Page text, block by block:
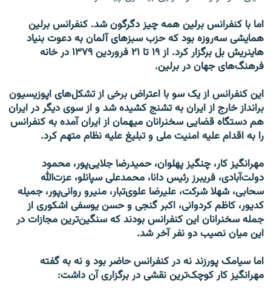
اما با کنفرانس برلین همه چیز دگرگون شد. کنفرانس برلین
همایشی سه‌روزه بود که حزب سبزهای آلمان به دعوت بنیاد
هاینریش بل برگزار کرد. از ۱۹ تا ۲۱ فروردین ۱۳۷۹ در خانه
فرهنگ‌های جهان در برلین.
این کنفرانس از یک سو با اعتراض برخی از تشکل‌های اپوزیسیون
برانداز خارج از ایران به تشنج کشیده شد و از سوی دیگر در ایران
هم دستگاه قضایی سخنرانان میهمان از ایران آمده به کنفرانس
را به اقدام علیه امنیت ملی و تبلیغ علیه نظام متهم کرد.
مهرانگیز کار، چنگیز پهلوان، حمیدرضا جلایی‌پور، محمود
دولت‌آبادی، فریبرز رئیس دانا، محمدعلی سپانلو، عزت‌الله
سحابی، شهلا شرکت، علیرضا علوی‌تبار، منیرو روانی‌پور، جمیله
کدیور، کاظم کردوانی، اکبر گنجی و حسن یوسفی اشکوری از
جمله سخنرانان این کنفرانس بودند که سنگین‌ترین مجازات در
این میان نصیب دو نفر آخر شد.
اما سیامک پورزند نه در کنفرانس حاضر بود و نه به گفته
مهرانگیز کار کوچک‌ترین نقشی در برگزاری آن داشت:‌